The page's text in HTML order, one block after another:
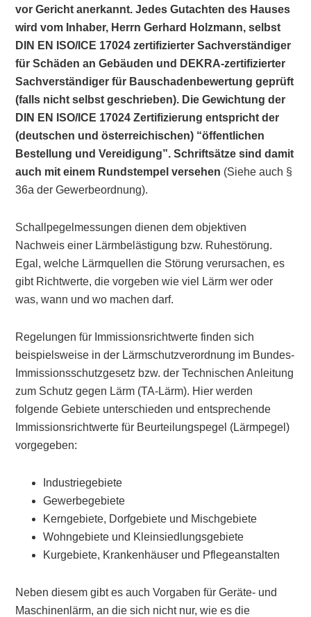
vor Gericht anerkannt. Jedes Gutachten des Hauses
wird vom Inhaber, Herrn Gerhard Holzmann, selbst
DIN EN ISO/ICE 17024 zertifizierter Sachverständiger
für Schäden an Gebäuden und DEKRA-zertifizierter
Sachverständiger für Bauschadenbewertung geprüft
(falls nicht selbst geschrieben). Die Gewichtung der
DIN EN ISO/ICE 17024 Zertifizierung entspricht der
(deutschen und österreichischen) “öffentlichen
Bestellung und Vereidigung”. Schriftsätze sind damit
auch mit einem Rundstempel versehen (Siehe auch §
36a der Gewerbeordnung).
Schallpegelmessungen dienen dem objektiven
Nachweis einer Lärmbelästigung bzw. Ruhestörung.
Egal, welche Lärmquellen die Störung verursachen, es
gibt Richtwerte, die vorgeben wie viel Lärm wer oder
was, wann und wo machen darf.
Regelungen für Immissionsrichtwerte finden sich
beispielsweise in der Lärmschutzverordnung im Bundes-
Immissionsschutzgesetz bzw. der Technischen Anleitung
zum Schutz gegen Lärm (TA-Lärm). Hier werden
folgende Gebiete unterschieden und entsprechende
Immissionsrichtwerte für Beurteilungspegel (Lärmpegel)
vorgegeben:
Industriegebiete
Gewerbegebiete
Kerngebiete, Dorfgebiete und Mischgebiete
Wohngebiete und Kleinsiedlungsgebiete
Kurgebiete, Krankenhäuser und Pflegeanstalten
Neben diesem gibt es auch Vorgaben für Geräte- und
Maschinenlärm, an die sich nicht nur, wie es die